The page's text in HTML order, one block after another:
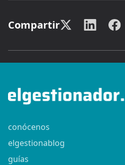
Compartir
conócenos
elgestionablog
guías